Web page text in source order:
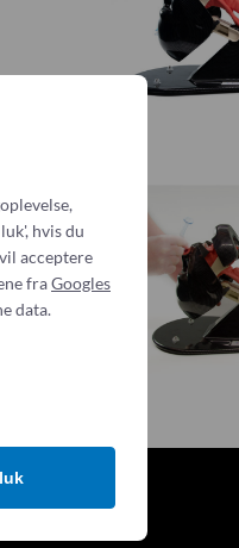
hvis du
acceptere
fraGoogles
data.